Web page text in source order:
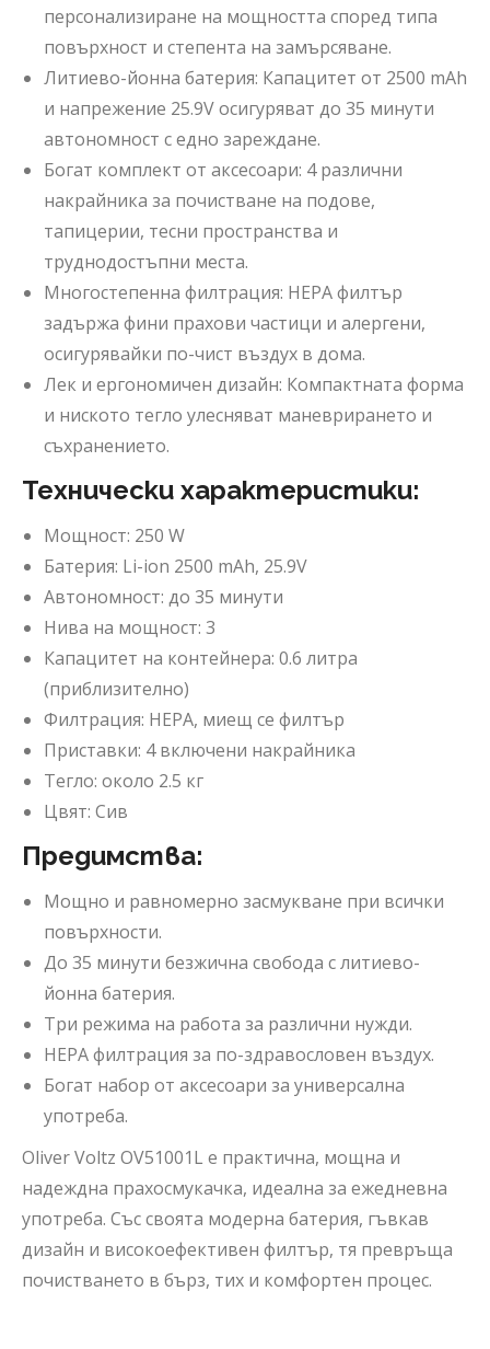
персонализиране на мощността според типа
повърхност и степента на замърсяване.
Литиево-йонна батерия: Капацитет от 2500 mAh
и напрежение 25.9V осигуряват до 35 минути
автономност с едно зареждане.
Богат комплект от аксесоари: 4 различни
накрайника за почистване на подове,
тапицерии, тесни пространства и
труднодостъпни места.
Многостепенна филтрация: HEPA филтър
задържа фини прахови частици и алергени,
осигурявайки по-чист въздух в дома.
Лек и ергономичен дизайн: Компактната форма
и ниското тегло улесняват маневрирането и
съхранението.
Технически характеристики:
Мощност: 250 W
Батерия: Li-ion 2500 mAh, 25.9V
Автономност: до 35 минути
Нива на мощност: 3
Капацитет на контейнера: 0.6 литра
(приблизително)
Филтрация: HEPA, миещ се филтър
Приставки: 4 включени накрайника
Тегло: около 2.5 кг
Цвят: Сив
Предимства:
Мощно и равномерно засмукване при всички
повърхности.
До 35 минути безжична свобода с литиево-
йонна батерия.
Три режима на работа за различни нужди.
HEPA филтрация за по-здравословен въздух.
Богат набор от аксесоари за универсална
употреба.
Oliver Voltz OV51001L е практична, мощна и
надеждна прахосмукачка, идеална за ежедневна
употреба. Със своята модерна батерия, гъвкав
дизайн и високоефективен филтър, тя превръща
почистването в бърз, тих и комфортен процес.